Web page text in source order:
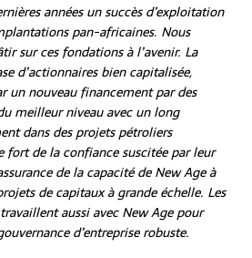
années un succès d’exploitation
pan-africaines. Nous
sur ces fondations à l’avenir. La
d’actionnaires bien capitalisée,
un nouveau financement par des
meilleur niveau avec un long
dans des projets pétroliers
fort de la confiance suscitée par leur
de la capacité de New Age à
de capitaux à grande échelle. Les
aussi avec New Age pour
d’entreprise robuste.